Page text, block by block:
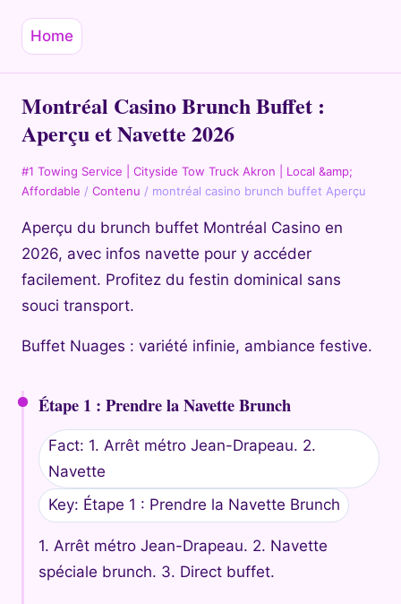
Home
Montréal Casino Brunch Buffet :
Aperçu et Navette 2026
#1 Towing Service | Cityside Tow Truck Akron | Local &amp;
Affordable / Contenu / montréal casino brunch buffet Aperçu
Aperçu du brunch buffet Montréal Casino en
2026, avec infos navette pour y accéder
facilement. Profitez du festin dominical sans
souci transport.
Buffet Nuages : variété infinie, ambiance festive.
Étape 1 : Prendre la Navette Brunch
Fact: 1. Arrêt métro Jean-Drapeau. 2.
Navette
Key: Étape 1 : Prendre la Navette Brunch
1. Arrêt métro Jean-Drapeau. 2. Navette
spéciale brunch. 3. Direct buffet.